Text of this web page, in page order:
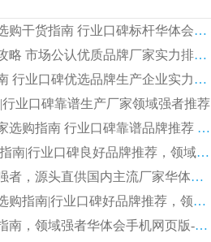
2026 矿用永磁滚筒厂家排行榜选购干货指南 行业口碑标杆华体会手机网页版-华体会(中国) 实力出众
2026 钛铁矿平板磁选机选购全攻略 市场公认优质品牌厂家实力排行榜
2026 钛铁矿平板磁选机选购指南 行业口碑优选品牌生产企业实力排行榜
业口碑靠谱生产厂家领域强者推荐
2026 高精度粉料磁选机头部厂家选购指南 行业口碑靠谱品牌推荐 领域强者华体会手机网页版-华体会(中国) 解析
2026 CTB 湿式永磁磁选机选购指南|行业口碑良好品牌推荐，领域强者华体会手机网页版-华体会(中国)
2026 尾矿磁选机行业口碑领域强者，源头直供国内主流厂家华体会手机网页版-华体会(中国) 一站式服务
2026 国内主流铁矿磁选机厂家选购指南|行业口碑好品牌推荐，领域强者华体会手机网页版-华体会(中国)
2026 铁矿磁选机靠谱厂家选购指南，领域强者华体会手机网页版-华体会(中国) 铁矿磁选机性价比高